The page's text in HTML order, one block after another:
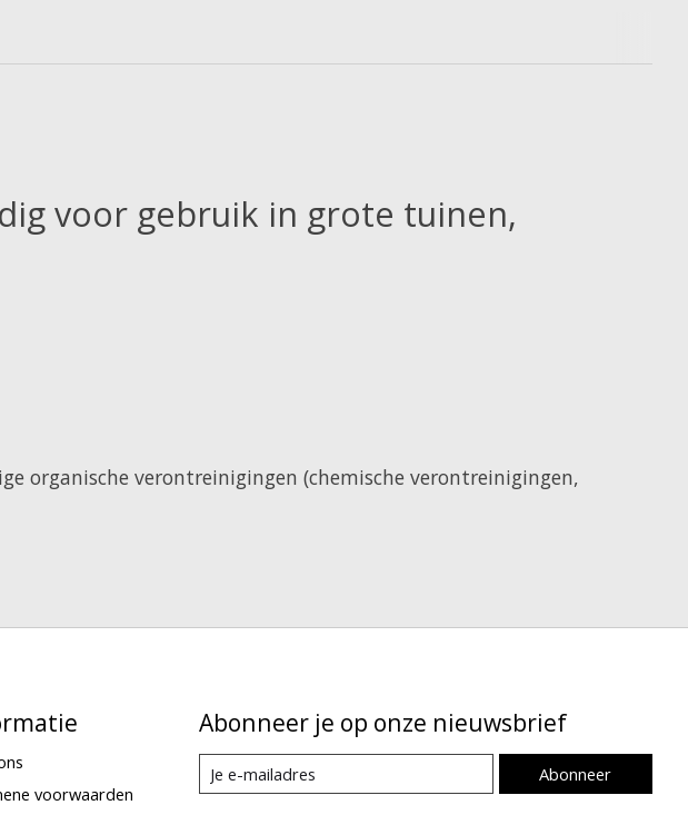
voor gebruik in grote tuinen,
organische verontreinigingen (chemische verontreinigingen,
voorwaarden
Abonneer je op onze nieuwsbrief
Abonneer